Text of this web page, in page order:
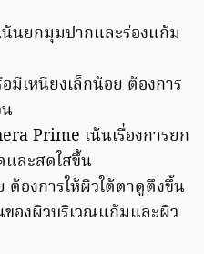
น้นยกมุมปากและร่องแก้ม
มีเหนียงเล็กน้อย ต้องการ
Prime เน้นเรื่องการยก
และสดใสขึ้น
องการให้ผิวใต้ตาดูตึงขึ้น
องผิวบริเวณแก้มและผิว